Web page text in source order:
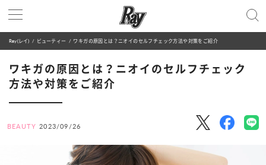
Ray(レイ) ビューティー ワキガの原因とは？ニオイのセルフチェック方法や対策をご紹介
ワキガの原因とは？ニオイのセルフチェック
方法や対策をご紹介
BEAUTY 2023/09/26